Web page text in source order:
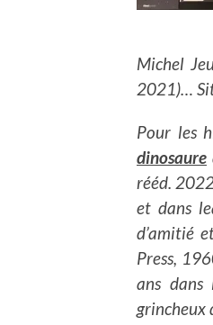
Michel
2021)…
Pour les
dinosaure
rééd.
et dans
d’amitié
Press,
ans dans
grincheux